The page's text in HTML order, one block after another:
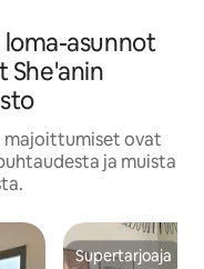
asunnot
She'anin
majoittumiset ovat
ja muista
Supertarjoaja